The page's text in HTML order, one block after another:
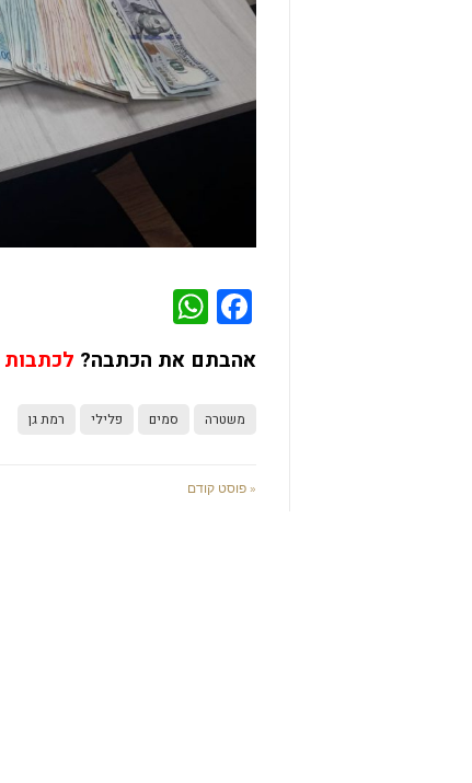
Facebook
אהבתם את הכתבה?
משטרה סמים פלילי רמת גן
« פוסט קודם